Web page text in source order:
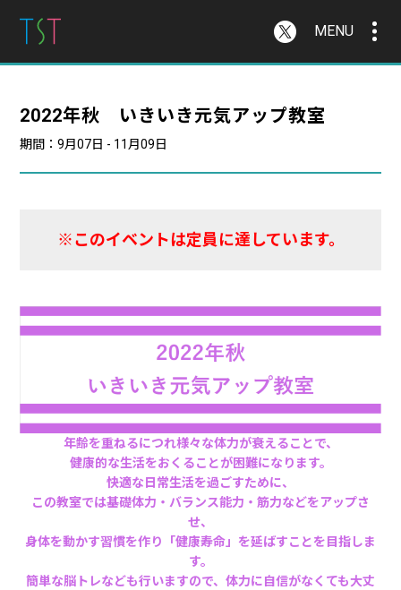
MENU
2022年秋 いきいき元気アップ教室
期間：9月07日 - 11月09日
※このイベントは定員に達しています。
年齢を重ねるにつれ様々な体力が衰えることで、
健康的な生活をおくることが困難になります。
快適な日常生活を過ごすために、
この教室では基礎体力・バランス能力・筋力などをアップさ
せ、
身体を動かす習慣を作り「健康寿命」を延ばすことを目指しま
す。
簡単な脳トレなども行いますので、 体力に自信がなくても大丈